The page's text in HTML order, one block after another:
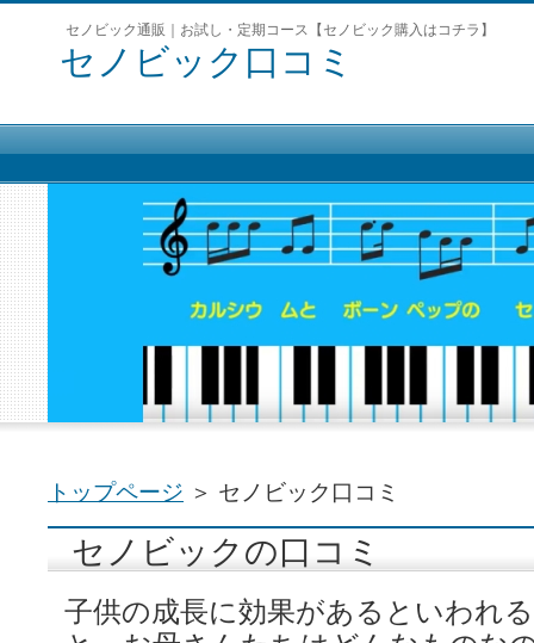
セノビック通販｜お試し・定期コース【セノビック購入はコチラ】
セノビック口コミ
トップページ ＞ セノビック口コミ
セノビックの口コミ
子供の成長に効果があるといわれる